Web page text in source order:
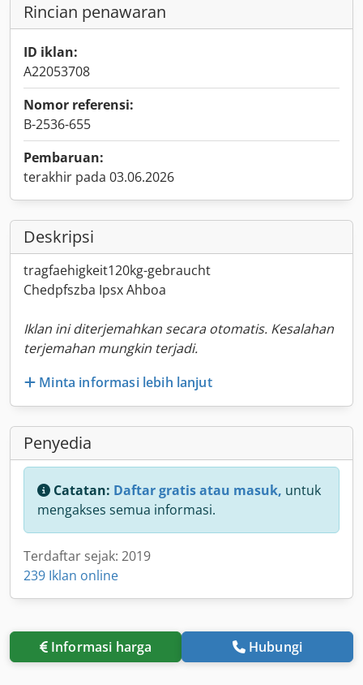
Rincian penawaran
ID iklan:
A22053708
Nomor referensi:
B-2536-655
Pembaruan:
terakhir pada 03.06.2026
Deskripsi
tragfaehigkeit120kg-gebraucht
Chedpfszba Ipsx Ahboa
Iklan ini diterjemahkan secara otomatis. Kesalahan
terjemahan mungkin terjadi.
Minta informasi lebih lanjut
Penyedia
Catatan: Daftar gratis atau masuk, untuk
mengakses semua informasi.
Terdaftar sejak: 2019
239 Iklan online
Informasi harga Hubungi